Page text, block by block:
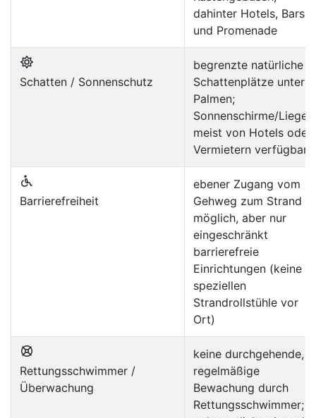
dahinter Hotels, Bars
und Promenade
Schatten / Sonnenschutz
begrenzte natürliche
Schattenplätze unter
Palmen;
Sonnenschirme/Liegen
meist von Hotels oder
Vermietern verfügbar
Barrierefreiheit
ebener Zugang vom
Gehweg zum Strand
möglich, aber nur
eingeschränkt
barrierefreie
Einrichtungen (keine
speziellen
Strandrollstühle vor
Ort)
Rettungsschwimmer /
Überwachung
keine durchgehende,
regelmäßige
Bewachung durch
Rettungsschwimmer;